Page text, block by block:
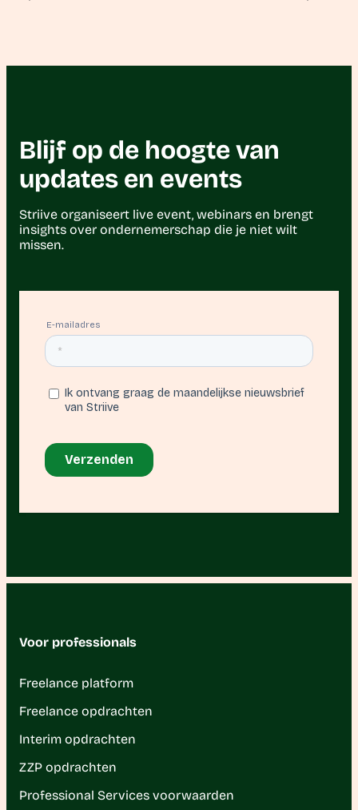
Blijf op de hoogte van
updates en events
Striive organiseert live event, webinars en brengt
insights over ondernemerschap die je niet wilt
missen.
Voor professionals
Freelance platform
Freelance opdrachten
Interim opdrachten
ZZP opdrachten
Professional Services voorwaarden